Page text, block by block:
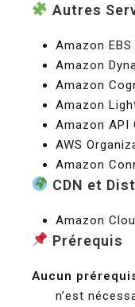
Autres
Amazon
Amazon
Amazon
Amazon
Amazon API
AWS
Amazon
CDN et
Amazon
Prérequis
Aucun
n’est